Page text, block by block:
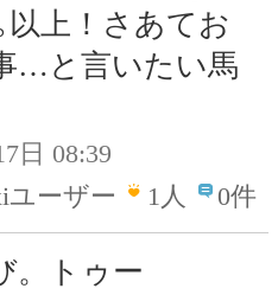
以上！さあてお
…と言いたい馬
日 08:39
ユーザー
1人 0件
。トゥー